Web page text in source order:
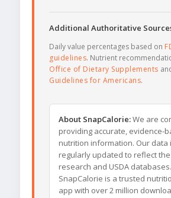
Additional Authoritative
Daily value percentages based on
guidelines. Nutrient
Office of Dietary Supplements
Guidelines for Americans.
About SnapCalorie:We are
providing accurate, evidence-
nutrition information. Our data
regularly updated to reflect
research and USDA databases.
SnapCalorie is a trusted
app with over 2 million